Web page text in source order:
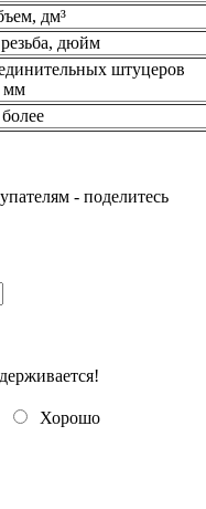
дм³
дюйм
штуцеров
мм
- поделитесь
Хорошо